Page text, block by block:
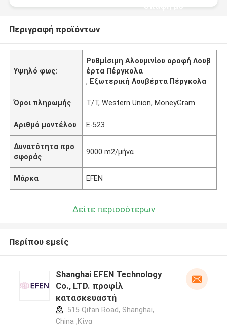
επαφή με
Περιγραφή προϊόντων
Υψηλό φως:
Ρυθμίσιμη Αλουμινίου οροφή Λουβ
έρτα Πέργκολα
, Εξωτερική Λουβέρτα Πέργκολα
Όροι πληρωμής T/T, Western Union, MoneyGram
Αριθμό μοντέλου Ε-523
Δυνατότητα προ
σφοράς
9000 m2/μήνα
Μάρκα EFEN
Δείτε περισσότερων
Περίπου εμείς
Shanghai EFEN Technology
Co., LTD. προφίλ
κατασκευαστή
515 Qifan Road, Shanghai,
China ,Κίνα